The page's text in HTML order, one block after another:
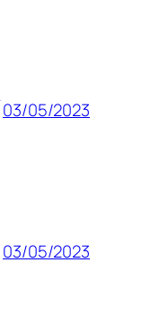
03/05/2023
03/05/2023